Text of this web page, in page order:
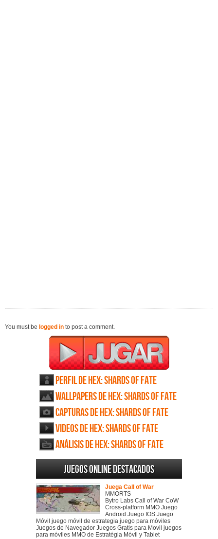
You must be logged in to post a comment.
Perfil de HEX: Shards of Fate
Wallpapers de HEX: Shards of Fate
Capturas de HEX: Shards of Fate
Videos de HEX: Shards of Fate
Análisis de HEX: Shards of Fate
Juegos online destacados
Juega Call of War
MMORTS
Bytro Labs Call of War CoW
Cross-platform MMO Juego
Android Juego IOS Juego
Móvil juego móvil de estrategia juego para móviles
Juegos de Navegador Juegos Gratis para Movil juegos
para móviles MMO de Estratégia Móvil y Tablet